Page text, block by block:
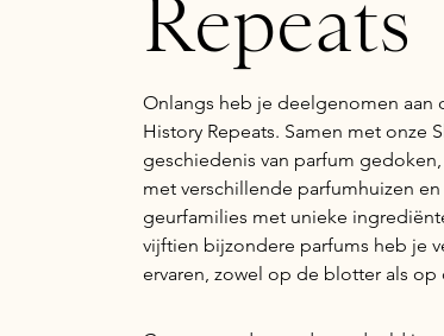
Repeats
Onlangs heb je deelgenomen aan
History Repeats. Samen met onze
geschiedenis van parfum
met verschillende parfumhuizen
geurfamilies met unieke
vijftien bijzondere parfums heb je
ervaren, zowel op de blotter als op